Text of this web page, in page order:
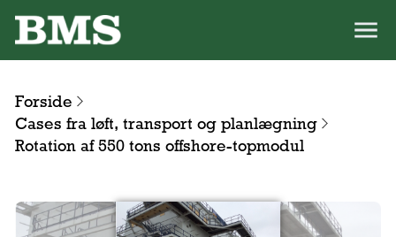
Forside
Cases fra løft, transport og planlægning
Rotation af 550 tons offshore-topmodul